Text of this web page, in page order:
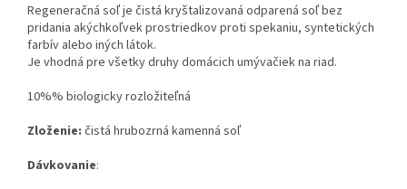
Regeneračná soľ je čistá kryštalizovaná odparená soľ bez
pridania akýchkoľvek prostriedkov proti spekaniu, syntetických
farbív alebo iných látok.
Je vhodná pre všetky druhy domácich umývačiek na riad.
10%% biologicky rozložiteľná
Zloženie: čistá hrubozrná kamenná soľ
Dávkovanie: